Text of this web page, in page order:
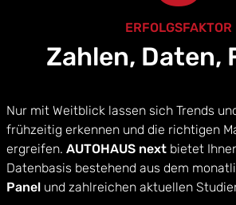
ERFOLGSFAKTOR
Zahlen, Daten,
Nur mit Weitblick lassen sich Trends
frühzeitig erkennen und die richtigen
ergreifen. AUTOHAUS next bietet
Datenbasis bestehend aus dem
Panel und zahlreichen aktuellen